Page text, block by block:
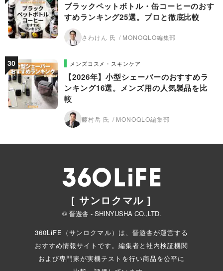
ブラックペットボトル・缶コーヒーのおす
すめランキング25選。プロと徹底比較
さわけん 氏 MONOQLO編集部
メンズコスメ・スキンケア
【2026年】小型シェーバーのおすすめラ
ンキング16選。メンズ用の人気製品を比
較
藤村岳 氏 MONOQLO編集部
[ サンロクマル ]
© 晋遊舎 - SHINYUSHA CO.,LTD.
360LiFE（サンロクマル）は、晋遊舎が運営する
おすすめ情報サイトです。編集者と社内検証機関
および専門家が実機テストを行い商品を公平に